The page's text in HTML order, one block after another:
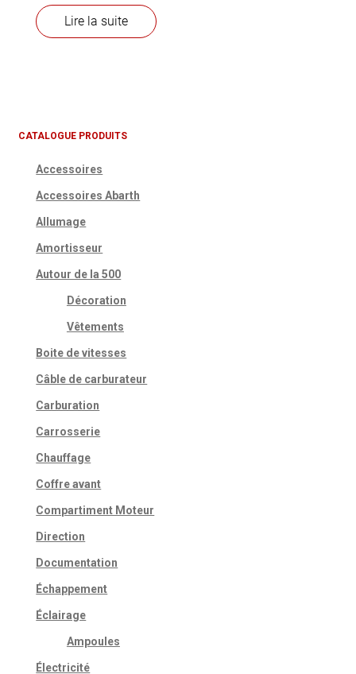
Lire la suite
CATALOGUE PRODUITS
Accessoires
Accessoires Abarth
Allumage
Amortisseur
Autour de la 500
Décoration
Vêtements
Boite de vitesses
Câble de carburateur
Carburation
Carrosserie
Chauffage
Coffre avant
Compartiment Moteur
Direction
Documentation
Échappement
Éclairage
Ampoules
Électricité